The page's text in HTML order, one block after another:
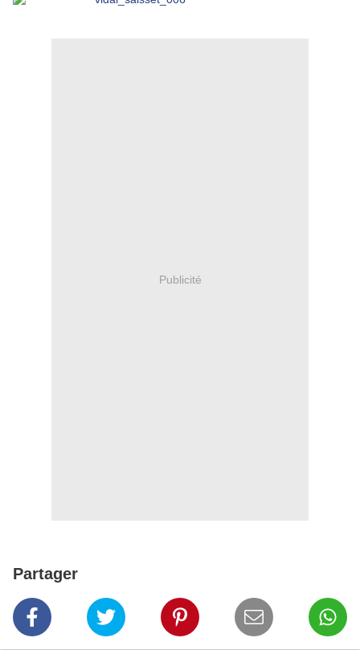
Publicité
Partager